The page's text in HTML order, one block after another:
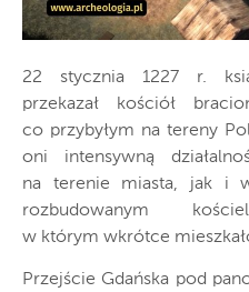
22 stycznia 1227 r.
przekazał kościół
co przybyłym na tereny
oni intensywną
na terenie miasta, jak i
rozbudowanym
w którym wkrótce
Przejście Gdańska pod